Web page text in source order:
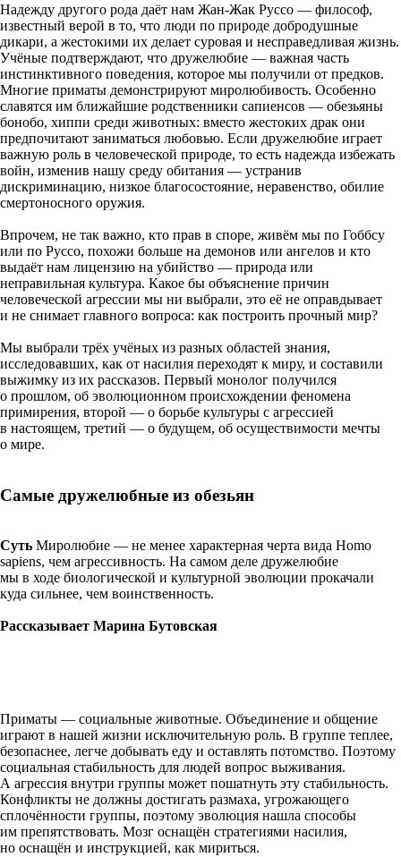
Надежду другого рода даёт нам Жан-Жак Руссо — философ,
известный верой в то, что люди по природе добродушные
дикари, а жестокими их делает суровая и несправедливая жизнь.
Учёные подтверждают, что дружелюбие — важная часть
инстинктивного поведения, которое мы получили от предков.
Многие приматы демонстрируют миролюбивость. Особенно
славятся им ближайшие родственники сапиенсов — обезьяны
бонобо, хиппи среди животных: вместо жестоких драк они
предпочитают заниматься любовью. Если дружелюбие играет
важную роль в человеческой природе, то есть надежда избежать
войн, изменив нашу среду обитания — устранив
дискриминацию, низкое благосостояние, неравенство, обилие
смертоносного оружия.
Впрочем, не так важно, кто прав в споре, живём мы по Гоббсу
или по Руссо, похожи больше на демонов или ангелов и кто
выдаёт нам лицензию на убийство — природа или
неправильная культура. Какое бы объяснение причин
человеческой агрессии мы ни выбрали, это её не оправдывает
и не снимает главного вопроса: как построить прочный мир?
Мы выбрали трёх учёных из разных областей знания,
исследовавших, как от насилия переходят к миру, и составили
выжимку из их рассказов. Первый монолог получился
о прошлом, об эволюционном происхождении феномена
примирения, второй — о борьбе культуры с агрессией
в настоящем, третий — о будущем, об осуществимости мечты
о мире.
Самые дружелюбные из обезьян
Суть Миролюбие — не менее характерная черта вида Homo
sapiens, чем агрессивность. На самом деле дружелюбие
мы в ходе биологической и культурной эволюции прокачали
куда сильнее, чем воинственность.
Рассказывает Марина Бутовская
Приматы — социальные животные. Объединение и общение
играют в нашей жизни исключительную роль. В группе теплее,
безопаснее, легче добывать еду и оставлять потомство. Поэтому
социальная стабильность для людей вопрос выживания.
А агрессия внутри группы может пошатнуть эту стабильность.
Конфликты не должны достигать размаха, угрожающего
сплочённости группы, поэтому эволюция нашла способы
им препятствовать. Мозг оснащён стратегиями насилия,
но оснащён и инструкцией, как мириться.